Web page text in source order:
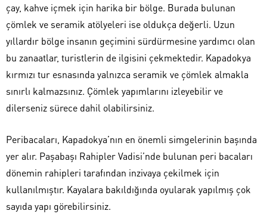
çay, kahve içmek için harika bir bölge. Burada bulunan
çömlek ve seramik atölyeleri ise oldukça değerli. Uzun
yıllardır bölge insanın geçimini sürdürmesine yardımcı olan
bu zanaatlar, turistlerin de ilgisini çekmektedir. Kapadokya
kırmızı tur esnasında yalnızca seramik ve çömlek almakla
sınırlı kalmazsınız. Çömlek yapımlarını izleyebilir ve
dilerseniz sürece dahil olabilirsiniz.
Peribacaları, Kapadokya’nın en önemli simgelerinin başında
yer alır. Paşabaşı Rahipler Vadisi’nde bulunan peri bacaları
dönemin rahipleri tarafından inzivaya çekilmek için
kullanılmıştır. Kayalara bakıldığında oyularak yapılmış çok
sayıda yapı görebilirsiniz.